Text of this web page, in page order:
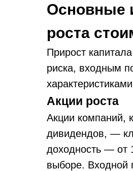
Основные
роста
Прирост
риска, входным
Акции роста
Акции компаний,
дивидендов, —
доходность — от
выборе. Входной